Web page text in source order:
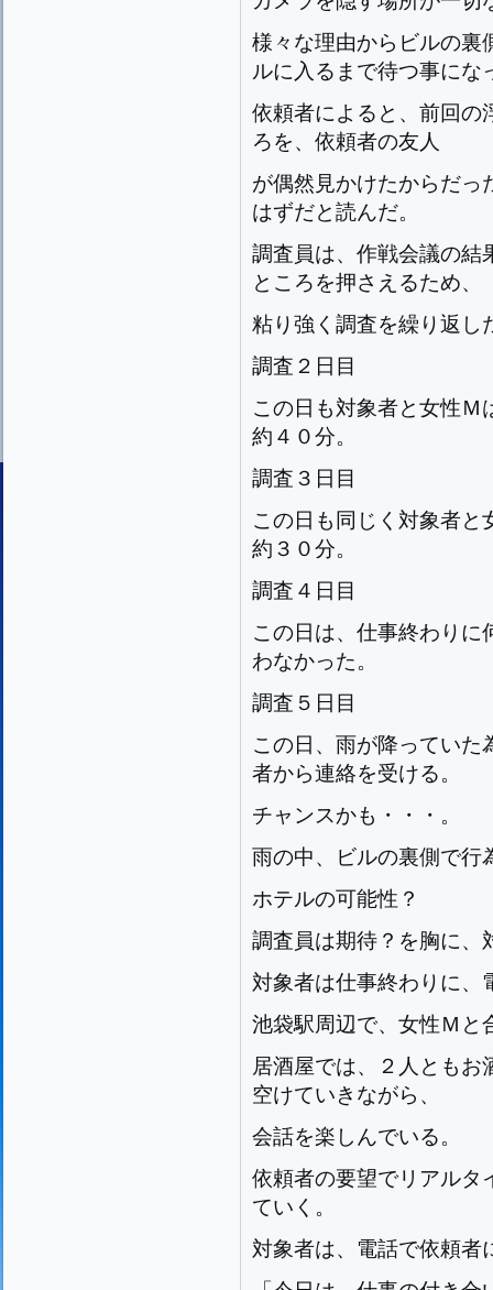
様々な理由からビルの裏
ルに入るまで待つ事にな
依頼者によると、前回の
ろを、依頼者の友人
が偶然見かけたからだっ
はずだと読んだ。
調査員は、作戦会議の結
ところを押さえるため、
粘り強く調査を繰り返し
調査２日目
この日も対象者と女性Ｍ
約４０分。
調査３日目
この日も同じく対象者と
約３０分。
調査４日目
この日は、仕事終わりに
わなかった。
調査５日目
この日、雨が降っていた
者から連絡を受ける。
チャンスかも・・・。
雨の中、ビルの裏側で行
ホテルの可能性？
調査員は期待？を胸に、
対象者は仕事終わりに、
池袋駅周辺で、女性Ｍと
居酒屋では、２人とも
空けていきながら、
会話を楽しんでいる。
依頼者の要望でリアルタ
ていく。
対象者は、電話で依頼者